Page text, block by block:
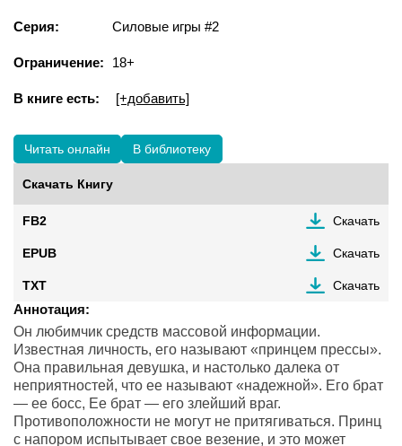
Серия: Силовые игры #2
Ограничение: 18+
В книге есть: [+добавить]
Читать онлайн В библиотеку
Скачать Книгу
FB2 Скачать
EPUB Скачать
TXT Скачать
Аннотация:
Он любимчик средств массовой информации.
Известная личность, его называют «принцем прессы».
Она правильная девушка, и настолько далека от
неприятностей, что ее называют «надежной». Его брат
— ее босс, Ее брат — его злейший враг.
Противоположности не могут не притягиваться. Принц
с напором испытывает свое везение, и это может